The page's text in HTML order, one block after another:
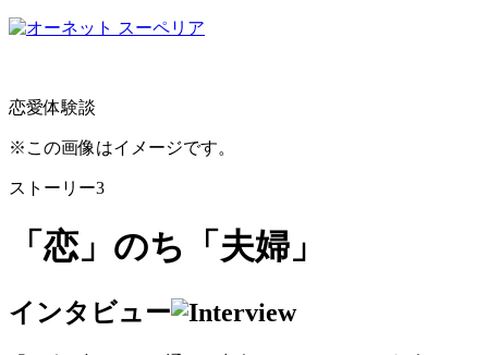
恋愛体験談
※この画像はイメージです。
ストーリー3
「恋」のち「夫婦」
インタビュー